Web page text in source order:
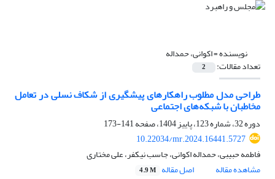
نویسنده =اکوانی، حمداله
تعداد مقالات: 2
طراحی مدل مطلوب راهکارهای پیشگیری از شکاف نسلی در تعامل
مخاطبان با شبکه‌های اجتماعی
دوره 32، شماره 123، پاییز 1404، صفحه
141-173
10.22034/mr.2024.16441.5727
فاطمه حبیبی، حمداله اکوانی، جاسب نیکفر، علی مختاری
مشاهده مقاله
اصل مقاله 4.9 M